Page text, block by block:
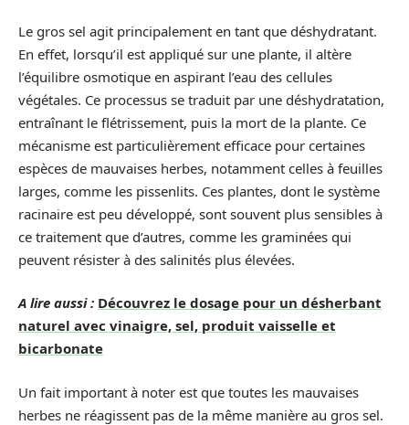
Le gros sel agit principalement en tant que déshydratant.
En effet, lorsqu’il est appliqué sur une plante, il altère
l’équilibre osmotique en aspirant l’eau des cellules
végétales. Ce processus se traduit par une déshydratation,
entraînant le flétrissement, puis la mort de la plante. Ce
mécanisme est particulièrement efficace pour certaines
espèces de mauvaises herbes, notamment celles à feuilles
larges, comme les pissenlits. Ces plantes, dont le système
racinaire est peu développé, sont souvent plus sensibles à
ce traitement que d’autres, comme les graminées qui
peuvent résister à des salinités plus élevées.
A lire aussi : Découvrez le dosage pour un désherbant
naturel avec vinaigre, sel, produit vaisselle et
bicarbonate
Un fait important à noter est que toutes les mauvaises
herbes ne réagissent pas de la même manière au gros sel.